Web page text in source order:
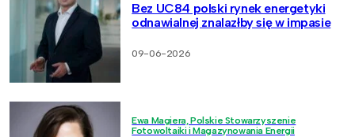
Bez UC84 polski rynek energetyki
odnawialnej znalazłby się w impasie
09-06-2026
Ewa Magiera, Polskie Stowarzyszenie
Fotowoltaiki i Magazynowania Energii